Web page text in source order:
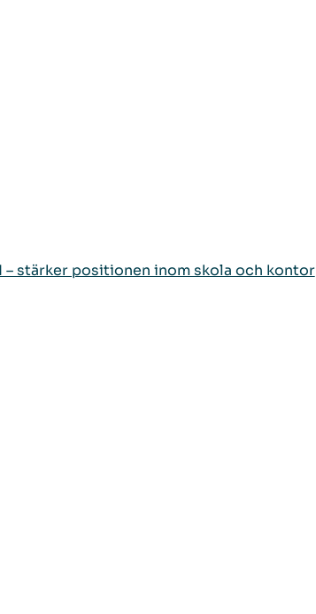
stärker positionen inom skola och kontor